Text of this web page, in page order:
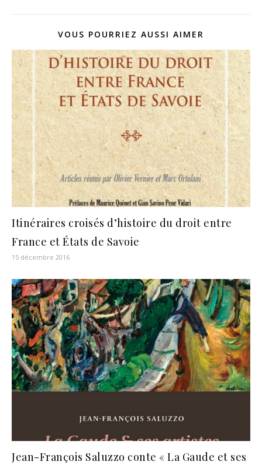
VOUS POURRIEZ AUSSI AIMER
Itinéraires croisés d’histoire du droit entre
France et États de Savoie
15 décembre 2016
Jean-François Saluzzo conte « La Gaude et ses